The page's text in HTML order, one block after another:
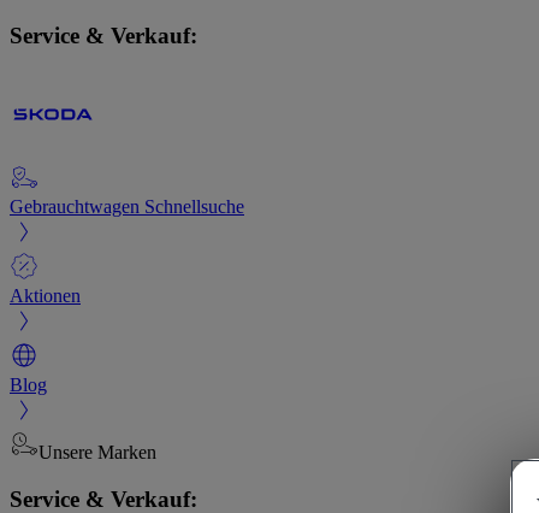
Service & Verkauf:
Gebrauchtwagen Schnellsuche
Aktionen
Blog
Unsere Marken
Service & Verkauf: